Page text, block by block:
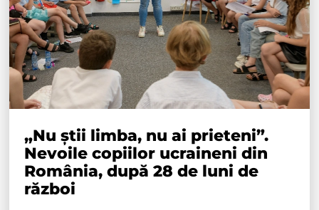
„Nu știi limba, nu ai prieteni”.
Nevoile copiilor ucraineni din
România, după 28 de luni de
război